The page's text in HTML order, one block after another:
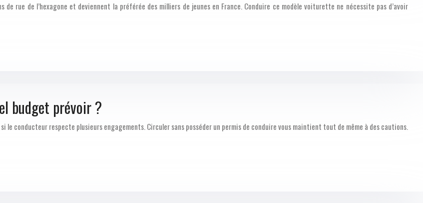
rue de l’hexagone et deviennent la préférée des milliers de jeunes en France. Conduire ce modèle voiturette ne nécessite pas d’avoir
budget prévoir ?
le conducteur respecte plusieurs engagements. Circuler sans posséder un permis de conduire vous maintient tout de même à des cautions.